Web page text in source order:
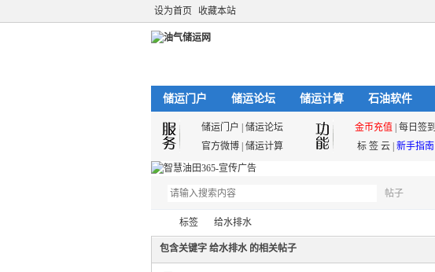
设为首页 收藏本站
储运门户 储运论坛 储运计算 石油软件
储运门户 储运论坛 金币充值 每日签到
官方微博 储运计算 标 签 云 新手指南
帖子
标签 给水排水
包含关键字 给水排水 的相关帖子